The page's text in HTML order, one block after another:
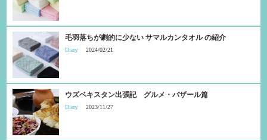
毛羽落ちが劇的に少ない サマルカンタオル の紹介
Diary 2024/02/21
ウズベキスタン出張記 グルメ・バザール篇
Diary 2023/11/27